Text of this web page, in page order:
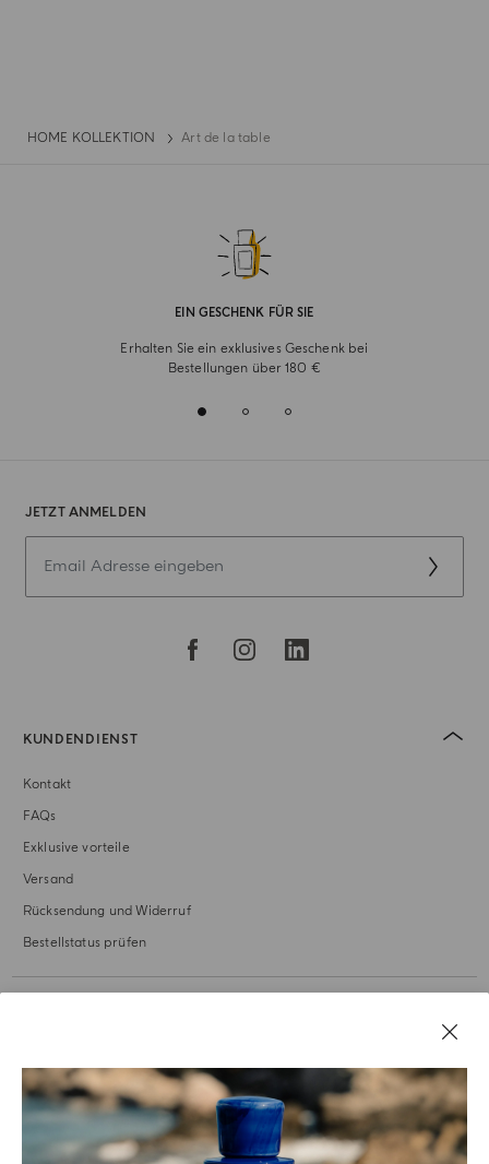
HOME KOLLEKTION Art de la table
EIN GESCHENK FÜR SIE
Erhalten Sie ein exklusives Geschenk bei
Bestellungen über 180 €
JETZT ANMELDEN
KUNDENDIENST
Kontakt
FAQs
Exklusive vorteile
Versand
Rücksendung und Widerruf
Bestellstatus prüfen